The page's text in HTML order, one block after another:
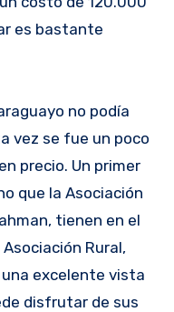
es bastante
no podía
vez se fue un poco
precio. Un primer
que la Asociación
tienen en el
Rural,
excelente vista
disfrutar de sus